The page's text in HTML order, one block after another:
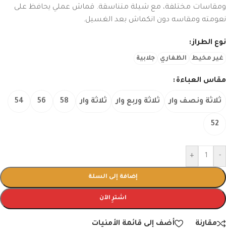
ومقاسات مختلفة، مع شيلة متناسقة. قماش عملي يحافظ على
نعومته ومقاسه دون انكماش بعد الغسيل.
نوع الطراز
غير مخيط الظفاري جلابية
مقاس العباءة
ثلاثة ونصف وار ثلاثة وربع وار ثلاثة وار 58
56
54
52
-
+
إضافة إلى السلة
اشترِ الآن
مقارنة أضف إلى قائمة الأمنيات